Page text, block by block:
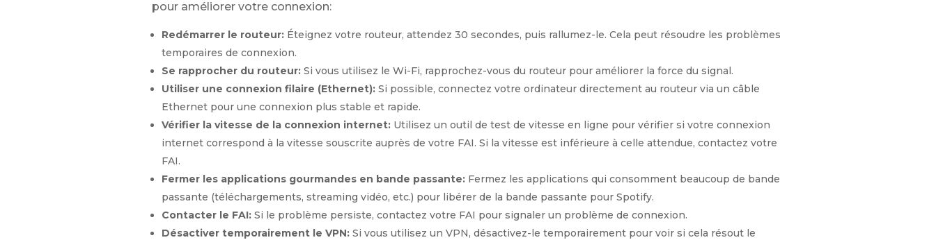
pour améliorer votre connexion:
Redémarrer le routeur: Éteignez votre routeur, attendez 30 secondes, puis rallumez-le. Cela peut résoudre les problèmes
temporaires de connexion.
Se rapprocher du routeur: Si vous utilisez le Wi-Fi, rapprochez-vous du routeur pour améliorer la force du signal.
Utiliser une connexion filaire (Ethernet): Si possible, connectez votre ordinateur directement au routeur via un câble
Ethernet pour une connexion plus stable et rapide.
Vérifier la vitesse de la connexion internet: Utilisez un outil de test de vitesse en ligne pour vérifier si votre connexion
internet correspond à la vitesse souscrite auprès de votre FAI. Si la vitesse est inférieure à celle attendue, contactez votre
FAI.
Fermer les applications gourmandes en bande passante: Fermez les applications qui consomment beaucoup de bande
passante (téléchargements, streaming vidéo, etc.) pour libérer de la bande passante pour Spotify.
Contacter le FAI: Si le problème persiste, contactez votre FAI pour signaler un problème de connexion.
Désactiver temporairement le VPN: Si vous utilisez un VPN, désactivez-le temporairement pour voir si cela résout le